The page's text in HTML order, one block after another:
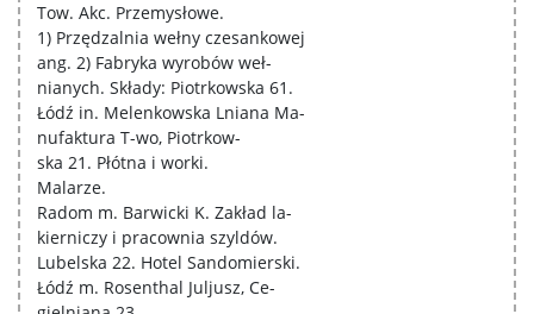
Tow. Akc. Przemysłowe.
1) Przędzalnia wełny czesankowej
ang. 2) Fabryka wyrobów weł-
nianych. Składy: Piotrkowska 61.
Łódź in. Melenkowska Lniana Ma-
nufaktura T-wo, Piotrkow-
ska 21. Płótna i worki.
Malarze.
Radom m. Barwicki K. Zakład la-
kierniczy i pracownia szyldów.
Lubelska 22. Hotel Sandomierski.
Łódź m. Rosenthal Juljusz, Ce-